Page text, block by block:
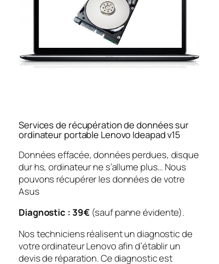
Services de récupération de données sur
ordinateur portable Lenovo Ideapad v15
Données effacée, données perdues, disque
dur hs, ordinateur ne s’allume plus… Nous
pouvons récupérer les données de votre
Asus
Diagnostic : 39€ (sauf panne évidente).
Nos techniciens réalisent un diagnostic de
votre ordinateur Lenovo afin d’établir un
devis de réparation. Ce diagnostic est